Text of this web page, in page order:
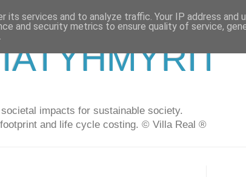
impacts for sustainable society.
and life cycle costing. © Villa Real ®
its services and to analyze traffic. Your IP address and
and security metrics to ensure quality of service,